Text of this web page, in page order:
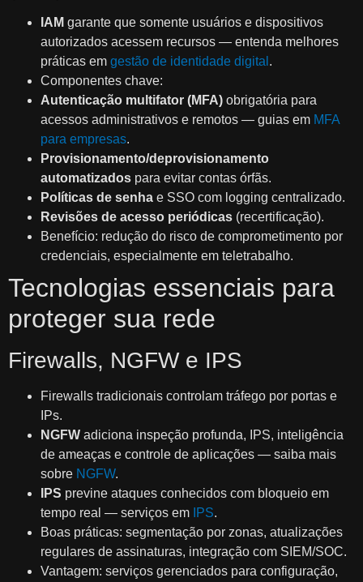
IAM garante que somente usuários e dispositivos
autorizados acessem recursos — entenda melhores
práticas em gestão de identidade digital .
Componentes chave:
Autenticação multifator (MFA) obrigatória para
acessos administrativos e remotos — guias em MFA
para empresas.
Provisionamento/deprovisionamento
automatizados para evitar contas órfãs.
Políticas de senha e SSO com logging centralizado.
Revisões de acesso periódicas (recertificação).
Benefício: redução do risco de comprometimento por
credenciais, especialmente em teletrabalho.
Tecnologias essenciais para
proteger sua rede
Firewalls, NGFW e IPS
Firewalls tradicionais controlam tráfego por portas e
IPs.
NGFW adiciona inspeção profunda, IPS, inteligência
de ameaças e controle de aplicações — saiba mais
sobre NGFW.
IPS previne ataques conhecidos com bloqueio em
tempo real — serviços em IPS.
Boas práticas: segmentação por zonas, atualizações
regulares de assinaturas, integração com SIEM/SOC.
Vantagem: serviços gerenciados para configuração,